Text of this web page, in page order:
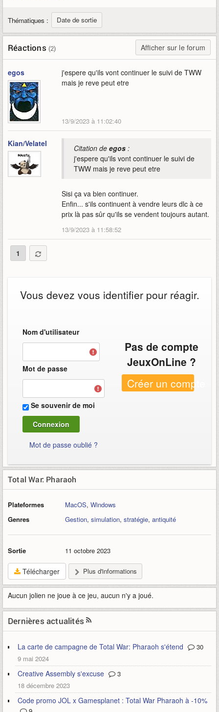
Thématiques : Date de sortie
Réactions (2) Afficher sur le forum
egos
j'espere qu'ils vont continuer le suivi de TWW
mais je reve peut etre
13/9/2023 à 11:02:40
Kian/Velatel Citation de egos :
j'espere qu'ils vont continuer le suivi de
TWW mais je reve peut etre
Sisi ça va bien continuer.
Enfin... s'ils continuent à vendre leurs dlc à ce
prix là pas sûr qu'ils se vendent toujours autant.
13/9/2023 à 11:58:52
1
Vous devez vous identifier pour réagir.
Nom d'utilisateur
Mot de passe
Se souvenir de moi
Mot de passe oublié ?
Pas de compte
JeuxOnLine ?
Créer un compte
Total War: Pharaoh
Plateformes MacOS, Windows
Genres
Gestion, simulation, stratégie, antiquité
Sortie 11 octobre 2023
Télécharger Plus d'informations
Aucun jolien ne joue à ce jeu, aucun n'y a joué.
Dernières actualités
La carte de campagne de Total War: Pharaoh s'étend
30
9 mai 2024
Creative Assembly s'excuse
3
18 décembre 2023
Code promo JOL x Gamesplanet : Total War Pharaoh à -10%